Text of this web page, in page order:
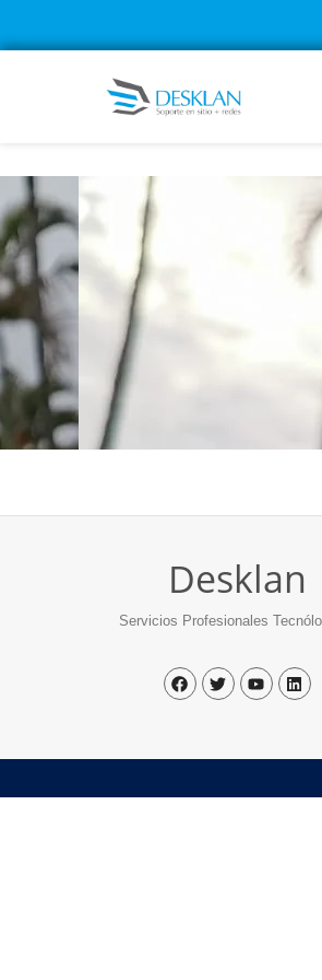
Desklan
Servicios Profesionales